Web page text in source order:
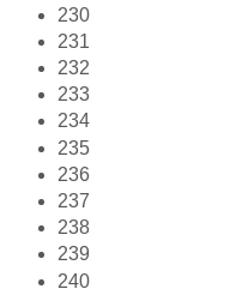
230
231
232
233
234
235
236
237
238
239
240